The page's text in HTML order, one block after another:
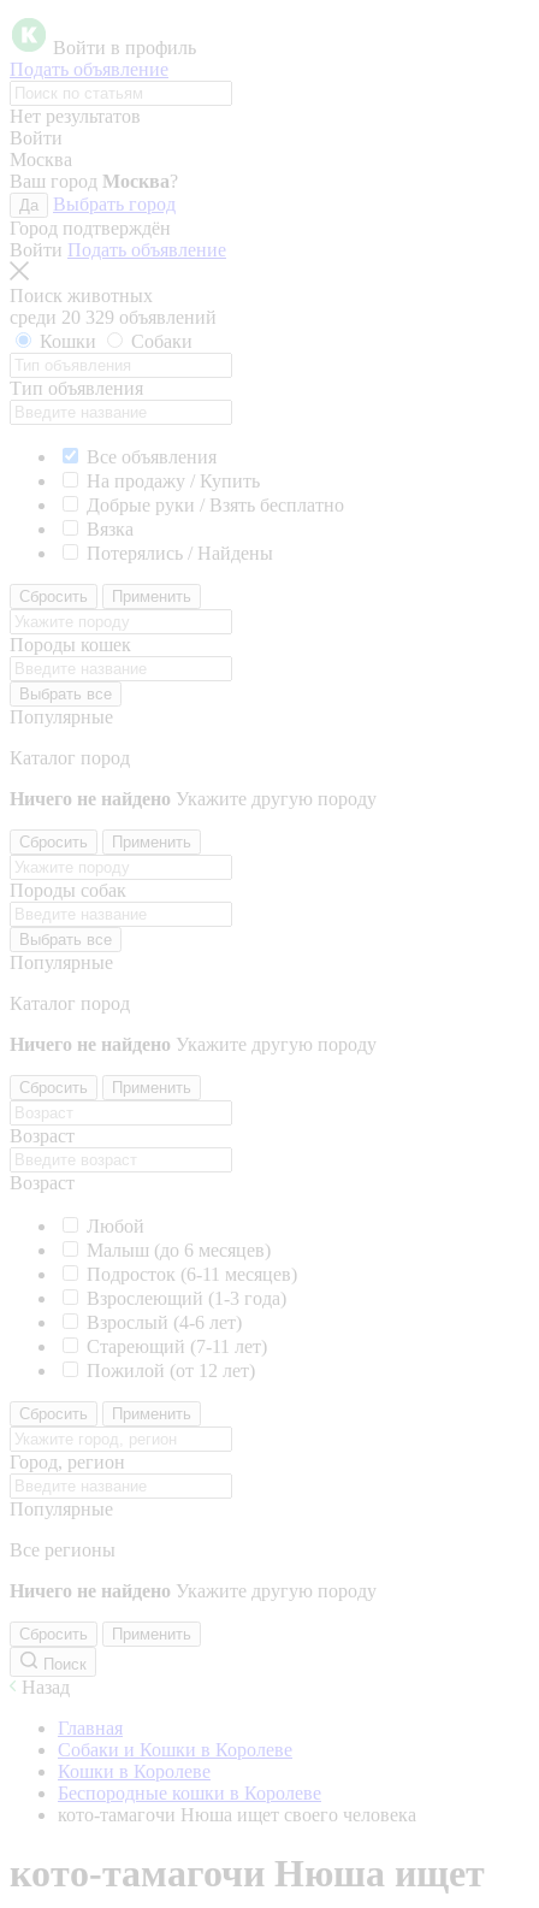
Войти в профиль
Подать объявление
Нет результатов
Войти
Москва
Ваш город Москва?
Да
Выбрать город
Город подтверждён
Войти Подать объявление
Поиск животных
среди 20 329 объявлений
Кошки
Собаки
Тип объявления
Все объявления
На продажу / Купить
Добрые руки / Взять бесплатно
Вязка
Потерялись / Найдены
Сбросить Применить
Породы кошек
Выбрать все
Популярные
Каталог пород
Ничего не найдено Укажите другую породу
Сбросить Применить
Породы собак
Выбрать все
Популярные
Каталог пород
Ничего не найдено Укажите другую породу
Сбросить Применить
Возраст
Возраст
Любой
Малыш (до 6 месяцев)
Подросток (6-11 месяцев)
Взрослеющий (1-3 года)
Взрослый (4-6 лет)
Стареющий (7-11 лет)
Пожилой (от 12 лет)
Сбросить Применить
Город, регион
Популярные
Все регионы
Ничего не найдено Укажите другую породу
Сбросить
Применить
Поиск
Назад
Главная
Собаки и Кошки в Королеве
Кошки в Королеве
Беспородные кошки в Королеве
кото-тамагочи Нюша ищет своего человека
кото-тамагочи Нюша ищет